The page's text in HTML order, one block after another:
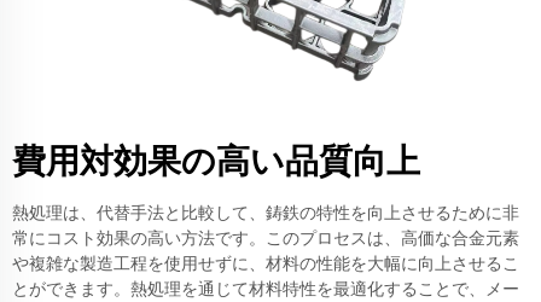
費用対効果の高い品質向上
熱処理は、代替手法と比較して、鋳鉄の特性を向上させるために非
常にコスト効果の高い方法です。このプロセスは、高価な合金元素
や複雑な製造工程を使用せずに、材料の性能を大幅に向上させるこ
とができます。熱処理を通じて材料特性を最適化することで、メー